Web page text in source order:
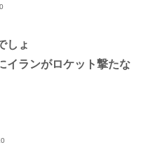
しょ
イランがロケット撃たな